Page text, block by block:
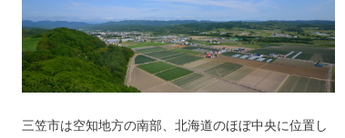
三笠市は空知地方の南部、北海道のほぼ中央に位置し